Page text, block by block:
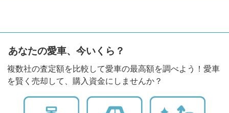
あなたの愛車、今いくら？
複数社の査定額を比較して愛車の最高額を調べよう！愛車
を賢く売却して、購入資金にしませんか？